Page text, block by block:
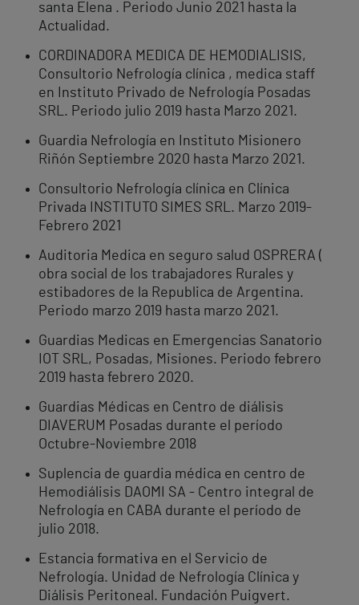
santa Elena . Periodo Junio 2021 hasta la
Actualidad.
CORDINADORA MEDICA DE HEMODIALISIS,
Consultorio Nefrología clínica , medica staff
en Instituto Privado de Nefrología Posadas
SRL. Periodo julio 2019 hasta Marzo 2021.
Guardia Nefrología en Instituto Misionero
Riñón Septiembre 2020 hasta Marzo 2021.
Consultorio Nefrología clínica en Clínica
Privada INSTITUTO SIMES SRL. Marzo 2019-
Febrero 2021
Auditoria Medica en seguro salud OSPRERA (
obra social de los trabajadores Rurales y
estibadores de la Republica de Argentina.
Periodo marzo 2019 hasta marzo 2021.
Guardias Medicas en Emergencias Sanatorio
IOT SRL, Posadas, Misiones. Periodo febrero
2019 hasta febrero 2020.
Guardias Médicas en Centro de diálisis
DIAVERUM Posadas durante el período
Octubre-Noviembre 2018
Suplencia de guardia médica en centro de
Hemodiálisis DAOMI SA - Centro integral de
Nefrología en CABA durante el período de
julio 2018.
Estancia formativa en el Servicio de
Nefrología. Unidad de Nefrología Clínica y
Diálisis Peritoneal. Fundación Puigvert.